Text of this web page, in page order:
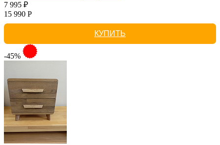
7 995 ₽
15 990 Р
КУПИТЬ
-45%